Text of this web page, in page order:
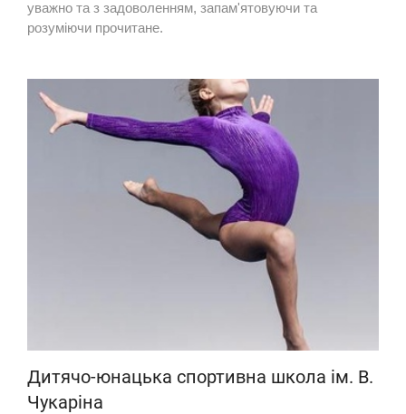
уважно та з задоволенням, запам'ятовуючи та
розуміючи прочитане.
Дитячо-юнацька спортивна школа ім. В.
Чукаріна